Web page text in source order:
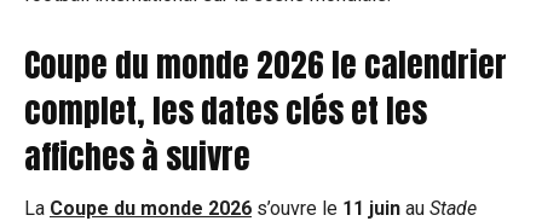
Coupe du monde 2026 le calendrier
complet, les dates clés et les
affiches à suivre
La Coupe du monde 2026 s’ouvre le 11 juin au Stade